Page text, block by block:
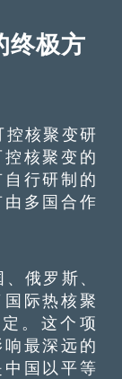
终极方
核聚变研
核聚变的
行研制的
多国合作
俄罗斯、
际热核聚
。这个项
最深远的
国以平等